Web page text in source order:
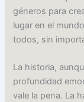
géneros para
lugar en el
todos, sin
La historia,
profundidad
vale la pena. La